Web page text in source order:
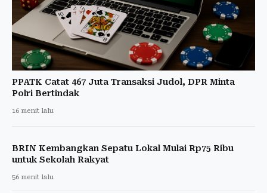
PPATK Catat 467 Juta Transaksi Judol, DPR Minta
Polri Bertindak
16 menit lalu
BRIN Kembangkan Sepatu Lokal Mulai Rp75 Ribu
untuk Sekolah Rakyat
56 menit lalu